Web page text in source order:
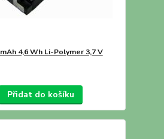
4,6 Wh Li-Polymer 3,7 V
Přidat do košíku